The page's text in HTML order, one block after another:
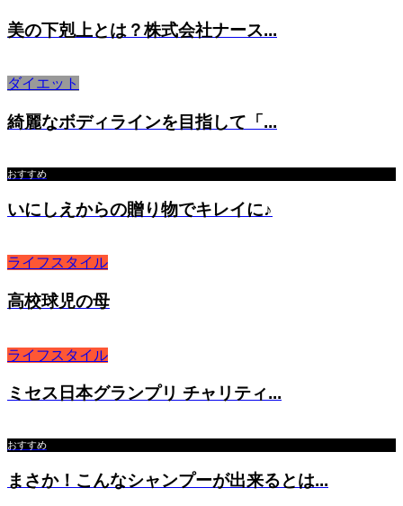
美の下剋上とは？株式会社ナース...
ダイエット
綺麗なボディラインを目指して「...
おすすめ
いにしえからの贈り物でキレイに♪
ライフスタイル
高校球児の母
ライフスタイル
ミセス日本グランプリ チャリティ...
おすすめ
まさか！こんなシャンプーが出来るとは...